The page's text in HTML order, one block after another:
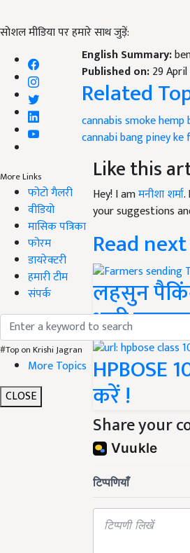
सोशल मीडिया पर हमारे साथ जुड़ें:
More Links
फोटो गैलरी
वीडियो
मासिक पत्रिका
फोरम
डायरेक्टरी
हमारी टीम
संपर्क
#Top on Krishi Jagran
More Topics
CLOSE
English Summary:
Published on:29
Related
cannabissmoke hemp
cannabibang piney ke
Like this
Hey! I amमनीशा शर्मा.
your suggestions
Read next
लहसुन
भारी
HPBOSE
करें !
Share your